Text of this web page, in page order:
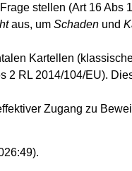
stellen (Art 16 Abs
aus, um Schaden und
Kartellen
2 RL 2014/104/EU).
Zugang zu